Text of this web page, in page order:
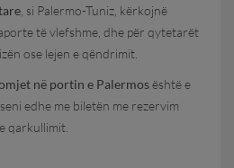
, si Palermo-Tuniz, kërkojnë
të vlefshme, dhe për qytetarët
ose lejen e qëndrimit.
në portin e Palermosështë e
edhe me biletën me rezervim
qarkullimit.